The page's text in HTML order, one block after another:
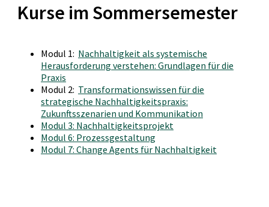
Kurse im Sommersemester
Modul 1: Nachhaltigkeit als systemische
Herausforderung verstehen: Grundlagen für die
Praxis
Modul 2: Transformationswissen für die
strategische Nachhaltigkeitspraxis:
Zukunftsszenarien und Kommunikation
Modul 3: Nachhaltigkeitsprojekt
Modul 6: Prozessgestaltung
Modul 7: Change Agents für Nachhaltigkeit